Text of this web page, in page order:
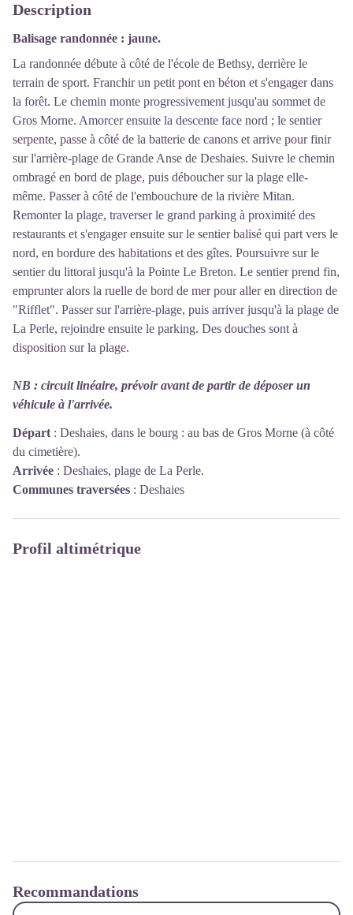
Description
Balisage randonnée : jaune.
La randonnée débute à côté de l'école de Bethsy, derrière le
terrain de sport. Franchir un petit pont en béton et s'engager dans
la forêt. Le chemin monte progressivement jusqu'au sommet de
Gros Morne. Amorcer ensuite la descente face nord ; le sentier
serpente, passe à côté de la batterie de canons et arrive pour finir
sur l'arrière-plage de Grande Anse de Deshaies. Suivre le chemin
ombragé en bord de plage, puis déboucher sur la plage elle-
même. Passer à côté de l'embouchure de la rivière Mitan.
Remonter la plage, traverser le grand parking à proximité des
restaurants et s'engager ensuite sur le sentier balisé qui part vers le
nord, en bordure des habitations et des gîtes. Poursuivre sur le
sentier du littoral jusqu'à la Pointe Le Breton. Le sentier prend fin,
emprunter alors la ruelle de bord de mer pour aller en direction de
"Rifflet". Passer sur l'arrière-plage, puis arriver jusqu'à la plage de
La Perle, rejoindre ensuite le parking. Des douches sont à
disposition sur la plage.
NB : circuit linéaire, prévoir avant de partir de déposer un
véhicule à l'arrivée.
Départ : Deshaies, dans le bourg : au bas de Gros Morne (à côté
du cimetière).
Arrivée : Deshaies, plage de La Perle.
Communes traversées : Deshaies
Profil altimétrique
Recommandations